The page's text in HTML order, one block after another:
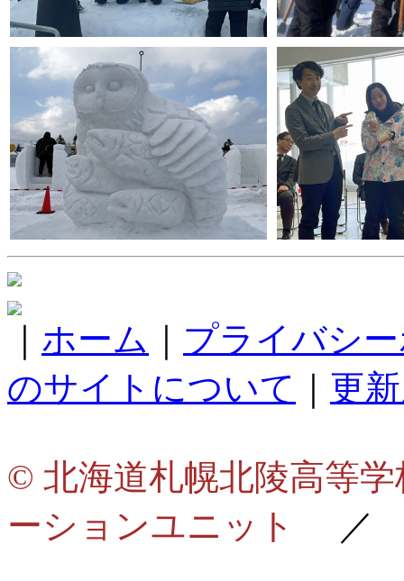
ホーム
プライバシ
のサイトについて
更
© 北海道札幌北陵高等
ーションユニット
／